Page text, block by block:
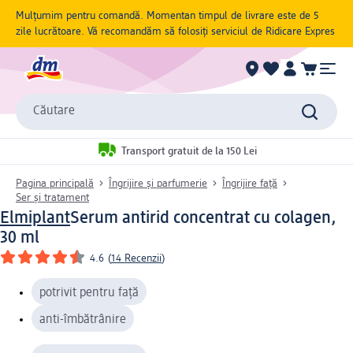
Mulțumim pentru comandă. Momentan timpul de livrare este de 5
zile lucrătoare. Vă recomandăm să folosiți serviciul de Ridicare Expres
Căutare
Transport gratuit de la 150 Lei
Pagina principală Îngrijire și parfumerie
Îngrijire față
Ser și tratament
ElmiplantSerum antirid concentrat cu colagen,
30 ml
4.6 (14 Recenzii)
potrivit pentru față
anti-îmbătrânire